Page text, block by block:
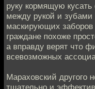
руку кормящую
между рукой и зубами
маскирующих
граждане похоже
а вправду верят что
всевозможных
Мараховский другого
тщательно и